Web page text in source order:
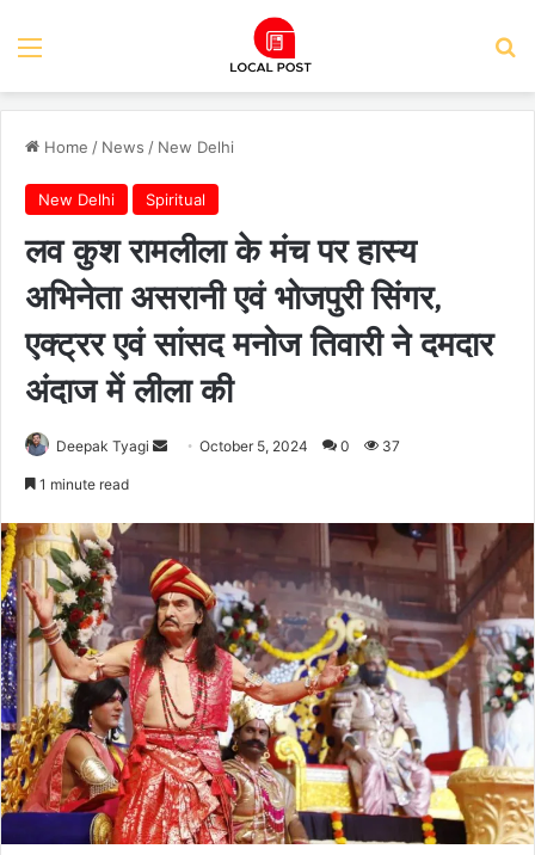
Menu
Home / News / New Delhi
New Delhi Spiritual
लव कुश रामलीला के मंच पर हास्य
अभिनेता असरानी एवं भोजपुरी सिंगर,
एक्ट्रर एवं सांसद मनोज तिवारी ने दमदार
अंदाज में लीला की
Deepak Tyagi
SendOctober 5, 2024 0 37
1 minute read